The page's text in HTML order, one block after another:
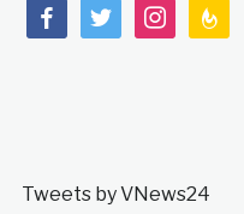
facebooktwitterinstagram
Tweets by VNews24